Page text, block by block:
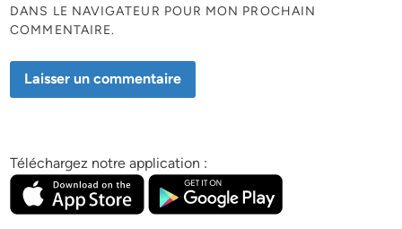
DANS LE NAVIGATEUR POUR MON PROCHAIN
COMMENTAIRE.
Téléchargez notre application :